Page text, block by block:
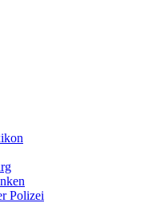
Polizei